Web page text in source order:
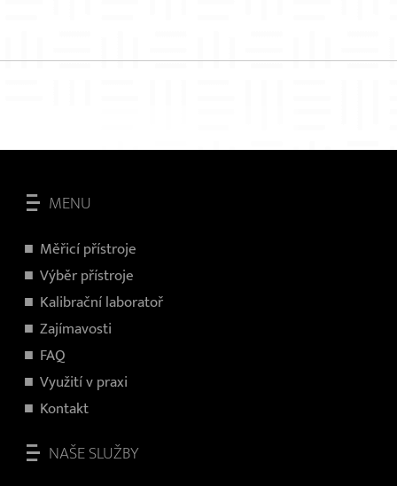
MENU
Měřicí přístroje
Výběr přístroje
Kalibrační laboratoř
Zajímavosti
FAQ
Využití v praxi
Kontakt
NAŠE SLUŽBY